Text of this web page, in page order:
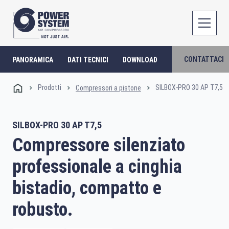
PANORAMICA DATI TECNICI DOWNLOAD CONTATTACI
Prodotti Compressori a pistone SILBOX-PRO 30 AP T7,5
SILBOX-PRO 30 AP T7,5
Compressore silenziato
professionale a cinghia
bistadio, compatto e
robusto.